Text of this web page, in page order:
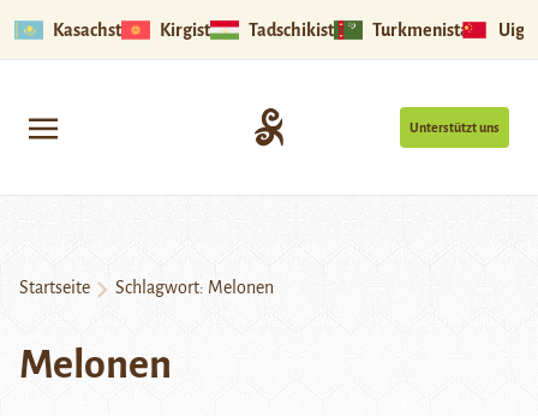
Kasachstan Kirgistan Tadschikistan Turkmenistan
Unterstützt uns
Startseite Schlagwort: Melonen
Melonen